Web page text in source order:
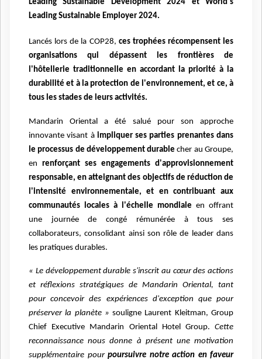
Leading Sustainable Development 2024 et World's
Leading Sustainable Employer 2024.
Lancés lors de la COP28, ces trophées récompensent les
organisations qui dépassent les frontières de
l'hôtellerie traditionnelle en accordant la priorité à la
durabilité et à la protection de l'environnement, et ce, à
tous les stades de leurs activités.
Mandarin Oriental a été salué pour son approche
innovante visant à impliquerses parties prenantes dans
le processus de développement durablecher au Groupe,
en renforçant ses engagements d'approvisionnement
responsable, en atteignant des objectifs de réduction de
l'intensité environnementale, et en contribuant aux
communautés locales à l'échelle mondiale en offrant
une journée de congé rémunérée à tous ses
collaborateurs, consolidant ainsi son rôlede leader dans
les pratiques durables.
« Le développement durable s'inscrit au cœur des actions
et réflexions stratégiques de Mandarin Oriental, tant
pour concevoir des expériences d'exception que pour
préserver la planète » souligne Laurent Kleitman, Group
Chief Executive Mandarin Oriental Hotel Group. Cette
reconnaissance nous donne à présent une motivation
supplémentaire pour poursuivre notre action en faveur